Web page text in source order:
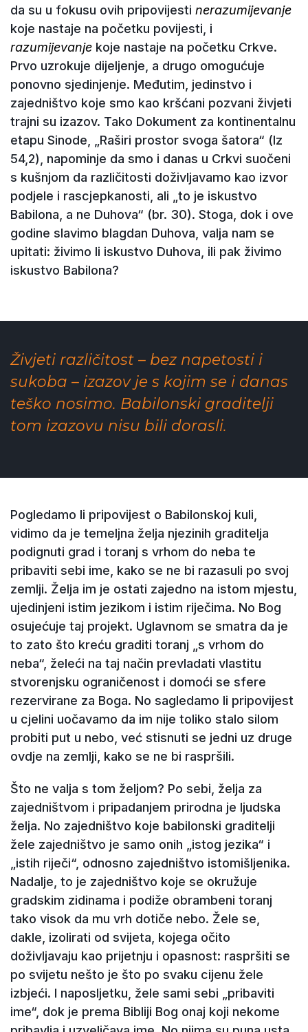
da su u fokusu ovih pripovijesti nerazumijevanje
koje nastaje na početku povijesti, i
razumijevanje koje nastaje na početku Crkve.
Prvo uzrokuje dijeljenje, a drugo omogućuje
ponovno sjedinjenje. Međutim, jedinstvo i
zajedništvo koje smo kao kršćani pozvani živjeti
trajni su izazov. Tako Dokument za kontinentalnu
etapu Sinode, „Raširi prostor svoga šatora“ (Iz
54,2), napominje da smo i danas u Crkvi suočeni
s kušnjom da različitosti doživljavamo kao izvor
podjele i rascjepkanosti, ali „to je iskustvo
Babilona, a ne Duhova“ (br. 30). Stoga, dok i ove
godine slavimo blagdan Duhova, valja nam se
upitati: živimo li iskustvo Duhova, ili pak živimo
iskustvo Babilona?
Živjeti različitost – bez napetosti i
sukoba – izazov je s kojim se i danas
teško nosimo. Babilonski graditelji
tom izazovu nisu bili dorasli.
Pogledamo li pripovijest o Babilonskoj kuli,
vidimo da je temeljna želja njezinih graditelja
podignuti grad i toranj s vrhom do neba te
pribaviti sebi ime, kako se ne bi razasuli po svoj
zemlji. Želja im je ostati zajedno na istom mjestu,
ujedinjeni istim jezikom i istim riječima. No Bog
osujećuje taj projekt. Uglavnom se smatra da je
to zato što kreću graditi toranj „s vrhom do
neba“, želeći na taj način prevladati vlastitu
stvorenjsku ograničenost i domoći se sfere
rezervirane za Boga. No sagledamo li pripovijest
u cjelini uočavamo da im nije toliko stalo silom
probiti put u nebo, već stisnuti se jedni uz druge
ovdje na zemlji, kako se ne bi raspršili.
Što ne valja s tom željom? Po sebi, želja za
zajedništvom i pripadanjem prirodna je ljudska
želja. No zajedništvo koje babilonski graditelji
žele zajedništvo je samo onih „istog jezika“ i
„istih riječi“, odnosno zajedništvo istomišljenika.
Nadalje, to je zajedništvo koje se okružuje
gradskim zidinama i podiže obrambeni toranj
tako visok da mu vrh dotiče nebo. Žele se,
dakle, izolirati od svijeta, kojega očito
doživljavaju kao prijetnju i opasnost: raspršiti se
po svijetu nešto je što po svaku cijenu žele
izbjeći. I naposljetku, žele sami sebi „pribaviti
ime“, dok je prema Bibliji Bog onaj koji nekome